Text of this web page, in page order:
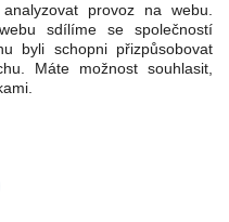
provoz na webu.
sdílíme se společností
byli schopni přizpůsobovat
Máte možnost souhlasit,